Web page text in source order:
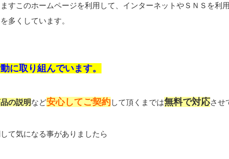
すこのホームページを利用して、インターネットやＳＮＳを利
多くしています。
に取り組んでいます。
の説明など安心してご契約して頂くまでは無料で対応させ
て気になる事がありましたら